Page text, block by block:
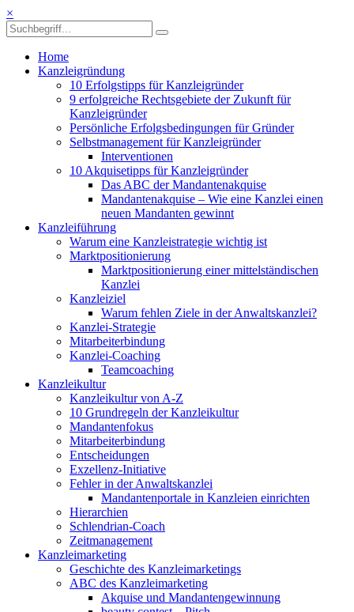
×
Home
Kanzleigründung
10 Erfolgstipps für Kanzleigründer
9 erfolgreiche Rechtsgebiete der Zukunft für
Kanzleigründer
Persönliche Erfolgsbedingungen für Gründer
Selbstmanagement für Kanzleigründer
Interventionen
10 Akquisetipps für Kanzleigründer
Das ABC der Mandantenakquise
Mandantenakquise – Wie eine Kanzlei einen
neuen Mandanten gewinnt
Kanzleiführung
Warum eine Kanzleistrategie wichtig ist
Marktpositionierung
Marktpositionierung einer mittelständischen
Kanzlei
Kanzleiziel
Warum fehlen Ziele in der Anwaltskanzlei?
Kanzlei-Strategie
Mitarbeiterbindung
Kanzlei-Coaching
Teamcoaching
Kanzleikultur
Kanzleikultur von A-Z
10 Grundregeln der Kanzleikultur
Mandantenfokus
Mitarbeiterbindung
Entscheidungen
Exzellenz-Initiative
Fehler in der Anwaltskanzlei
Mandantenportale in Kanzleien einrichten
Hierarchien
Schlendrian-Coach
Zeitmanagement
Kanzleimarketing
Geschichte des Kanzleimarketings
ABC des Kanzleimarketing
Akquise und Mandantengewinnung